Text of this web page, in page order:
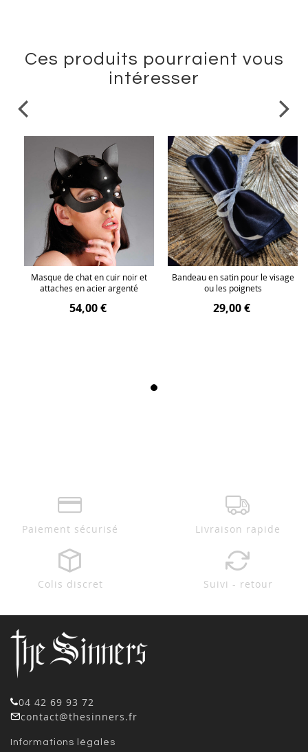
Ces produits pourraient vous
intéresser
Masque de chat en cuir noir et
attaches en acier argenté
54,00 €
Bandeau en satin pour le visage
ou les poignets
29,00 €
Paiement sécurisé Livraison rapide
Colis discret Suivi - retour
04 42 69 93 72
contact@thesinners.fr
Informations légales